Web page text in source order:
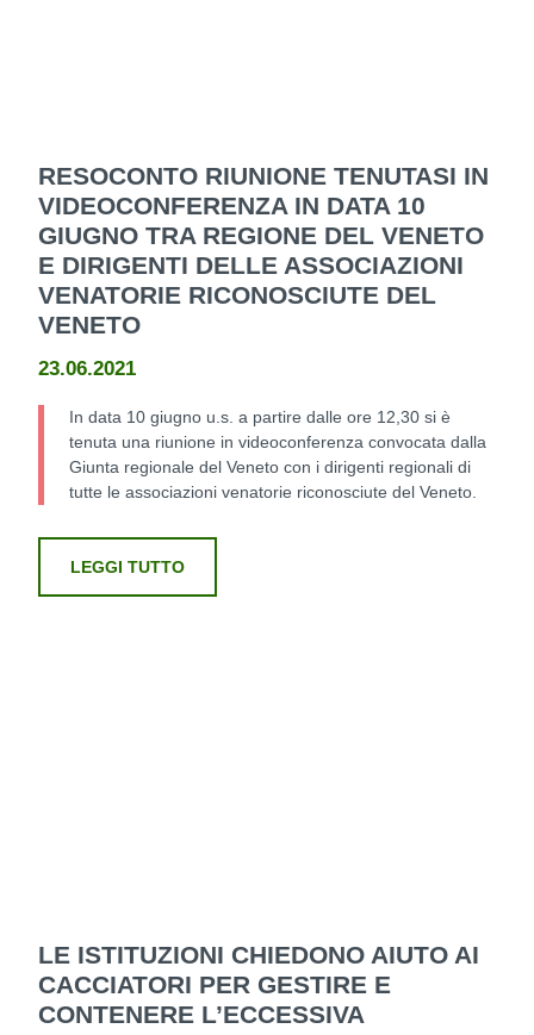
RESOCONTO RIUNIONE TENUTASI IN
VIDEOCONFERENZA IN DATA 10
GIUGNO TRA REGIONE DEL VENETO
E DIRIGENTI DELLE ASSOCIAZIONI
VENATORIE RICONOSCIUTE DEL
VENETO
23.06.2021
In data 10 giugno u.s. a partire dalle ore 12,30 si è
tenuta una riunione in videoconferenza convocata dalla
Giunta regionale del Veneto con i dirigenti regionali di
tutte le associazioni venatorie riconosciute del Veneto.
LEGGI TUTTO
LE ISTITUZIONI CHIEDONO AIUTO AI
CACCIATORI PER GESTIRE E
CONTENERE L’ECCESSIVA